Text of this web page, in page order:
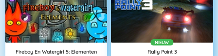
Fireboy En Watergirl 5: Elementen
NIEUW
Rally Point 3